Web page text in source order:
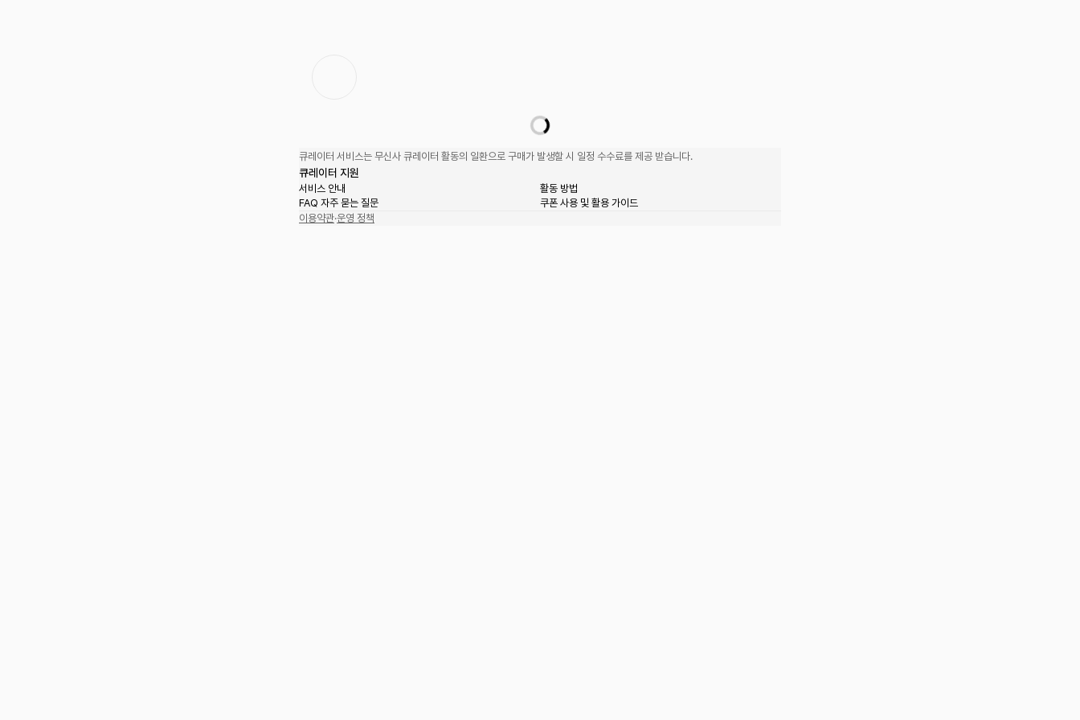
큐레이터 서비스는 무신사 큐레이터 활동의 일환으로 구매가 발생할 시 일정 수수료를 제공 받습니다.
큐레이터 지원
서비스 안내
활동 방법
FAQ 자주 묻는 질문
쿠폰 사용 및 활용 가이드
이용약관·운영 정책